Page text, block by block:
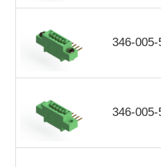
346-
346-